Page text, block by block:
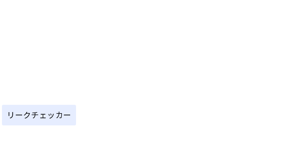
リークチェッカー